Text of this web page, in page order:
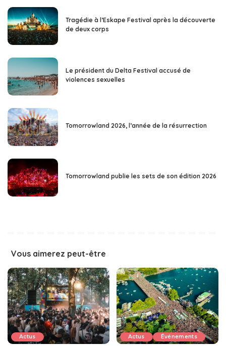
Tragédie à l’Eskape Festival après la découverte
de deux corps
Le président du Delta Festival accusé de
violences sexuelles
Tomorrowland 2026, l’année de la résurrection
Tomorrowland publie les sets de son édition 2026
Vous aimerez peut-être
Actus Actus Événements